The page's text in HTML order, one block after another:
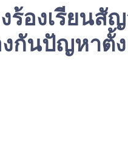
องเรียนสั
นปัญหาตั้ง